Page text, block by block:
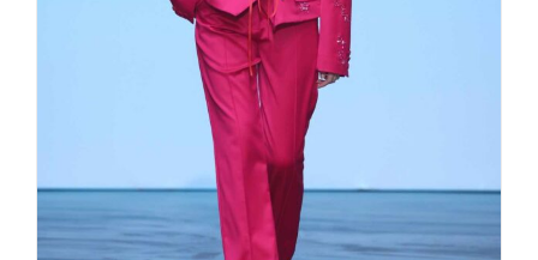
Danny Reinke „Stupid Cupid “
Fashion Week Berlin